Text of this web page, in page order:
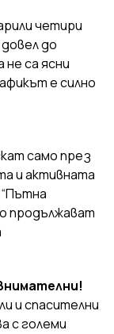
четири
до
са ясни
е силно
само през
и активната
продължават
и спасителни
с големи